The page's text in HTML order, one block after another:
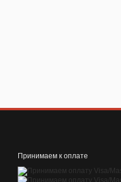
Принимаем к оплате